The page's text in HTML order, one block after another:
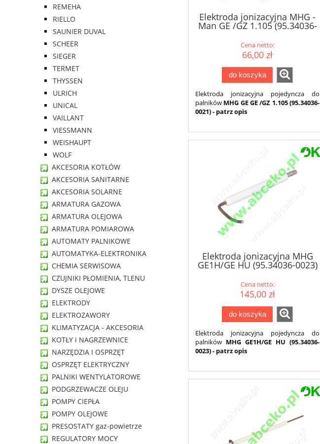
REMEHA
RIELLO
SAUNIER DUVAL
SCHEER
SIEGER
TERMET
THYSSEN
ULRICH
UNICAL
VAILLANT
VIESSMANN
WEISHAUPT
WOLF
AKCESORIA KOTŁÓW
AKCESORIA SANITARNE
AKCESORIA SOLARNE
ARMATURA GAZOWA
ARMATURA OLEJOWA
ARMATURA POMIAROWA
AUTOMATY PALNIKOWE
AUTOMATYKA-ELEKTRONIKA
CHEMIA SERWISOWA
CZUJNIKI PŁOMIENIA, TLENU
DYSZE OLEJOWE
ELEKTRODY
ELEKTROZAWORY
KLIMATYZACJA - AKCESORIA
KOTŁY i NAGRZEWNICE
NARZĘDZIA I OSPRZĘT
OSPRZĘT ELEKTRYCZNY
PALNIKI WENTYLATOROWE
PODGRZEWACZE OLEJU
POMPY CIEPŁA
POMPY OLEJOWE
PRESOSTATY gaz-powietrze
REGULATORY MOCY
Elektroda jonizacyjna MHG -
Man GE /GZ 1.105 (95.34036-
Cena netto:
66,00 zł
do koszyka
Elektroda jonizacyjna pojedyncza do
palników MHG GEGE /GZ 1.105(95.34036-
0021) - patrz opis
Elektroda jonizacyjna MHG
GE1H/GE HU (95.34036-0023)
Cena netto:
145,00 zł
do koszyka
Elektroda jonizacyjna pojedyncza do
palników MHG GE1H/GE HU (95.34036-
0023) - patrz opis